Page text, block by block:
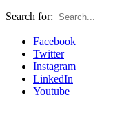
Search for:
Facebook
Twitter
Instagram
LinkedIn
Youtube